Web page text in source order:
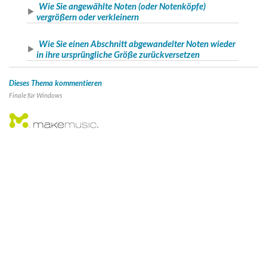
Wie Sie angewählte Noten (oder Notenköpfe)
vergrößern oder verkleinern
Wie Sie einen Abschnitt abgewandelter Noten wieder
in ihre ursprüngliche Größe zurückversetzen
Dieses Thema kommentieren
Finale fürWindows